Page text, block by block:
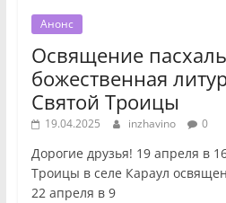
Анонс
Освящение
божественная
Святой Троицы
19.04.2025 inzhavino 0
Дорогие друзья! 19 апреля в
Троицы в селе Караул
22 апреля в 9